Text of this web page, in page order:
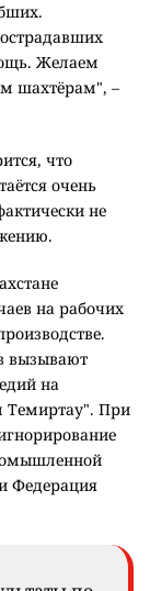
Желаем
шахтёрам", –
что
очень
не
на рабочих
вызывают
на
Темиртау". При
Федерация